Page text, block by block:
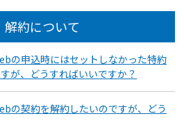
約について
の申込時にはセットしなかった特約
が、どうすればいいですか？
の契約を解約したいのですが、どう